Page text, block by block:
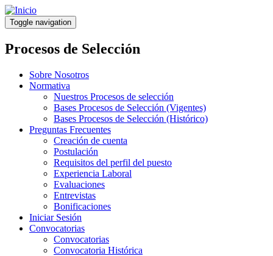
Pasar
al
contenido
principal
Toggle navigation
Procesos de Selección
Sobre Nosotros
Normativa
Nuestros Procesos de selección
Bases Procesos de Selección (Vigentes)
Bases Procesos de Selección (Histórico)
Preguntas Frecuentes
Creación de cuenta
Postulación
Requisitos del perfil del puesto
Experiencia Laboral
Evaluaciones
Entrevistas
Bonificaciones
Iniciar Sesión
Convocatorias
Convocatorias
Convocatoria Histórica